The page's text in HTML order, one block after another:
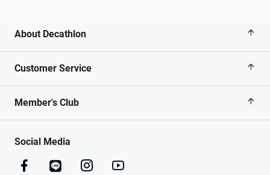
About Decathlon
Customer Service
Member's Club
Social Media